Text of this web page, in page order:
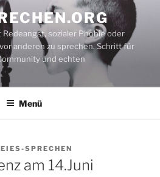
sozialer Phobie oder
anderen zu sprechen. Schritt für
und echten
Menü
SPRECHEN
am 14.Juni